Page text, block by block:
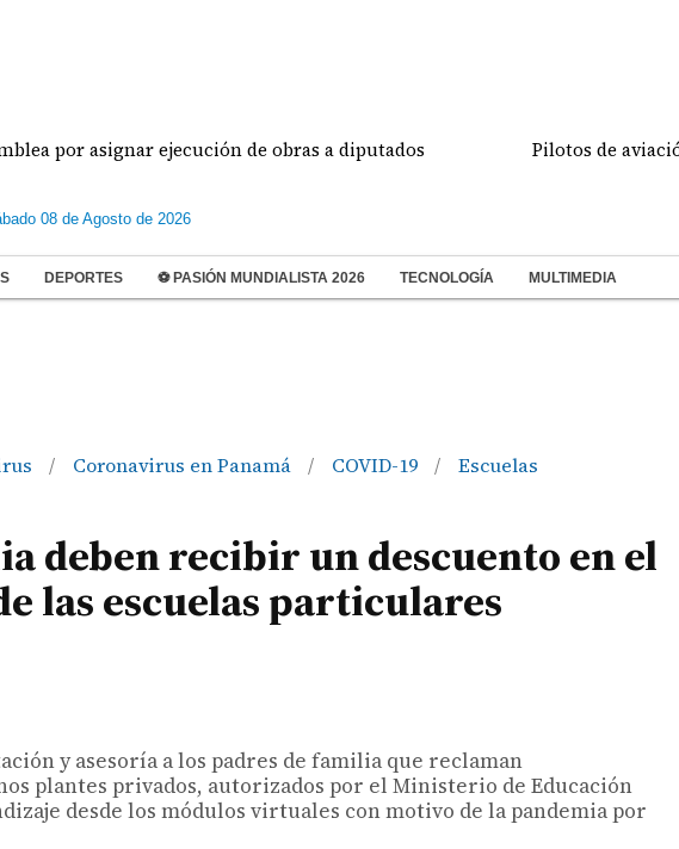
asignar ejecución de obras a diputados Pilotos de aviación
08 de Agosto de 2026
DEPORTES ⚽ PASIÓN MUNDIALISTA 2026 TECNOLOGÍA MULTIMEDIA
/ Coronavirus en Panamá / COVID-19 /
Escuelas
deben recibir un descuento en el
las escuelas particulares
y asesoría a los padres de familia que reclaman
plantes privados, autorizados por el Ministerio de Educación
desde los módulos virtuales con motivo de la pandemia por